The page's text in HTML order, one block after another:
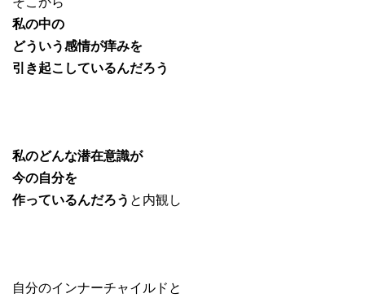
私の中の
どういう感情が痒みを
引き起こしているんだろう
私のどんな潜在意識が
今の自分を
作っているんだろう と内観し
自分のインナーチャイルドと